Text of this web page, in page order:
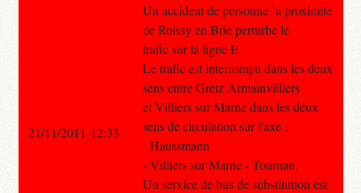
Un accident de personne `a proximite
de Roissy en Brie perturbe le
trafic sur la ligne E.
Le trafic est interrompu dans les deux
sens entre Gretz Armainvilliers
et Villiers sur Marne dans les deux
sens de circulation sur l'axe :
- Haussmann
- Villiers sur Marne - Tournan.
Un service de bus de substitution est
21/11/2011 12:33